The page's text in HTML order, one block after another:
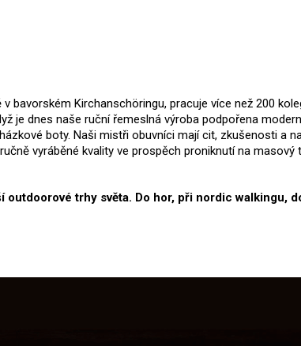
bavorském Kirchanschöringu, pracuje více než 200
je dnes naše ruční řemeslná výroba podpořena
boty. Naši mistři obuvníci mají cit, zkušenosti a
vyráběné kvality ve prospěch proniknutí na
trhy světa. Do hor, při nordic walkingu,